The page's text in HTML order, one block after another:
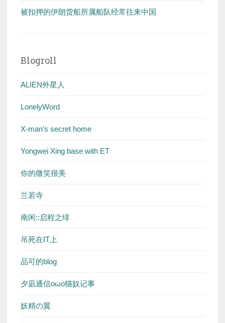
被扣押的伊朗货船所属船队经常往来中国
Blogroll
ALIEN外星人
LonelyWord
X-man’s secret home
Yongwei Xing base with ET
你的微笑很美
兰若寺
南闲::启程之绯
吊死在IT上
品可的blog
夕凪通信oωo猫奴记事
妖精の翼